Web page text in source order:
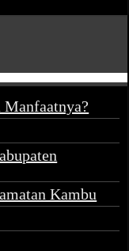
Manfaatnya?
Kambu